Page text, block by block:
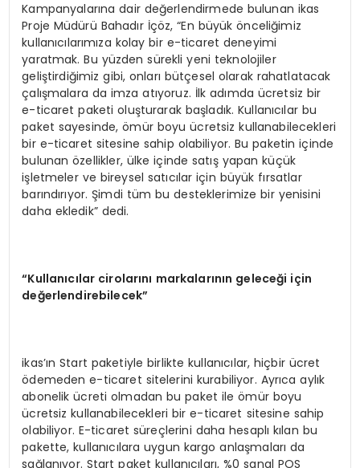
Kampanyalarına dair değerlendirmede bulunan ikas
Proje Müdürü Bahadır İçöz, “En büyük önceliğimiz
kullanıcılarımıza kolay bir e-ticaret deneyimi
yaratmak. Bu yüzden sürekli yeni teknolojiler
geliştirdiğimiz gibi, onları bütçesel olarak rahatlatacak
çalışmalara da imza atıyoruz. İlk adımda ücretsiz bir
e-ticaret paketi oluşturarak başladık. Kullanıcılar bu
paket sayesinde, ömür boyu ücretsiz kullanabilecekleri
bir e-ticaret sitesine sahip olabiliyor. Bu paketin içinde
bulunan özellikler, ülke içinde satış yapan küçük
işletmeler ve bireysel satıcılar için büyük fırsatlar
barındırıyor. Şimdi tüm bu desteklerimize bir yenisini
daha ekledik” dedi.
“Kullanıcılar cirolarını markalarının geleceği için
değerlendirebilecek”
ikas’ın Start paketiyle birlikte kullanıcılar, hiçbir ücret
ödemeden e-ticaret sitelerini kurabiliyor. Ayrıca aylık
abonelik ücreti olmadan bu paket ile ömür boyu
ücretsiz kullanabilecekleri bir e-ticaret sitesine sahip
olabiliyor. E-ticaret süreçlerini daha hesaplı kılan bu
pakette, kullanıcılara uygun kargo anlaşmaları da
sağlanıyor. Start paket kullanıcıları, %0 sanal POS